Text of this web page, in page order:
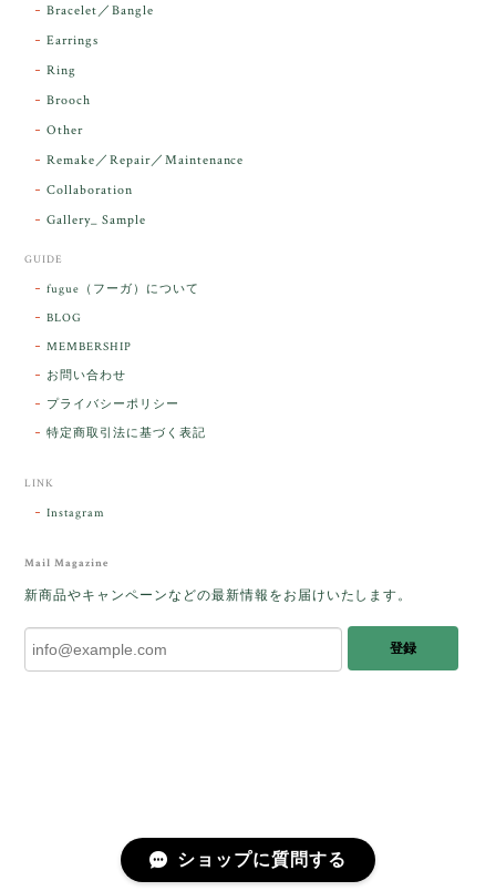
レビューをありがとうございます。 実物を
こそ この度は誠にありがとうございまし
た人に幸せが訪れる」という言い伝えがあるケサラン
パサラン。とっても素敵です。メッセージでは色々記
憶違いもありましたが、またいつかお会いして楽しい
した。
をあたたかく迎え入れてくださり とても嬉
しく思います。 この石のふわりとした光を
ランパサラン」でした。これからはT様の
傍で そっと見守ってくれるのではないかな
2025/10/03
Bracelet／Bangle
Earrings
Ring
Brooch
Other
Remake／Repair／Maintenance
Collaboration
Gallery_ Sample
GUIDE
fugue（フーガ）について
BLOG
MEMBERSHIP
お問い合わせ
プライバシーポリシー
特定商取引法に基づく表記
LINK
Instagram
Mail Magazine
新商品やキャンペーンなどの最新情報をお届けいたします。
登録
ショップに質問する